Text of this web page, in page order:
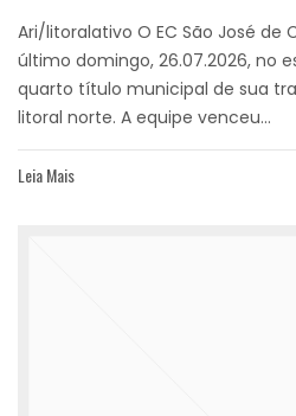
Ari/litoralativo O EC São José de
último domingo, 26.07.2026, no
quarto título municipal de sua
litoral norte. A equipe venceu...
Leia Mais